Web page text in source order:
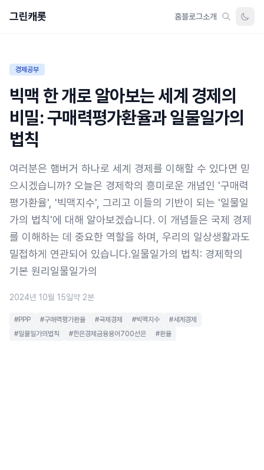
그린캐롯 홈블로그소개
경제공부
빅맥 한 개로 알아보는 세계 경제의
비밀: 구매력평가환율과 일물일가의
법칙
여러분은 햄버거 하나로 세계 경제를 이해할 수 있다면 믿
으시겠습니까? 오늘은 경제학의 흥미로운 개념인 '구매력
평가환율', '빅맥지수', 그리고 이들의 기반이 되는 '일물일
가의 법칙'에 대해 알아보겠습니다. 이 개념들은 국제 경제
를 이해하는 데 중요한 역할을 하며, 우리의 일상생활과도
밀접하게 연관되어 있습니다.일물일가의 법칙: 경제학의
기본 원리일물일가의
2024년 10월 15일약 2분
#PPP #구매력평가환율 #국제경제 #빅맥지수
#세계경제
#일물일가의법칙
#한은경제금융용어700선은 #환율